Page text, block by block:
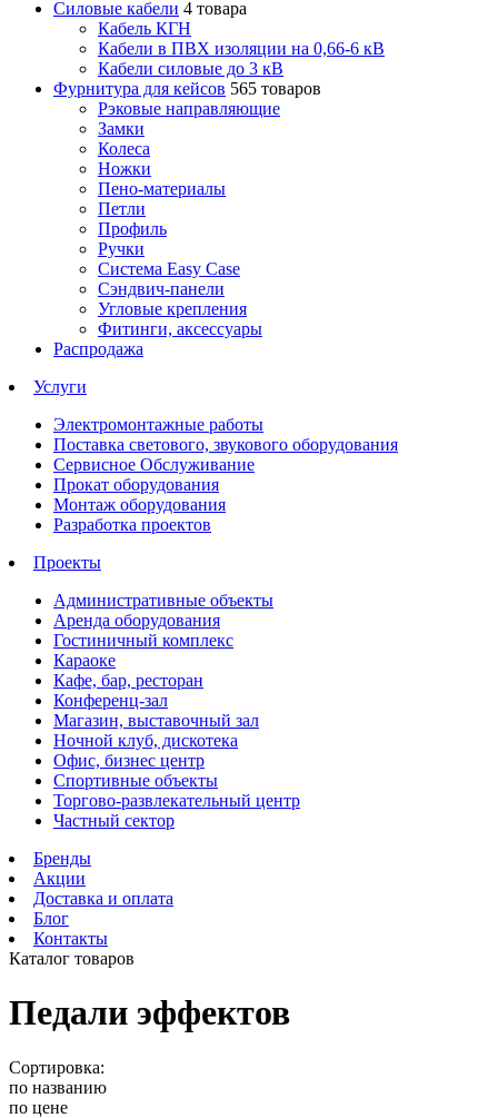
Силовые кабели 4 товара
Кабель КГН
Кабели в ПВХ изоляции на 0,66-6 кВ
Кабели силовые до 3 кВ
Фурнитура для кейсов 565 товаров
Рэковые направляющие
Замки
Колеса
Ножки
Пено-материалы
Петли
Профиль
Ручки
Система Easy Case
Сэндвич-панели
Угловые крепления
Фитинги, аксессуары
Распродажа
Услуги
Электромонтажные работы
Поставка светового, звукового оборудования
Сервисное Обслуживание
Прокат оборудования
Монтаж оборудования
Разработка проектов
Проекты
Административные объекты
Аренда оборудования
Гостиничный комплекс
Караоке
Кафе, бар, ресторан
Конференц-зал
Магазин, выставочный зал
Ночной клуб, дискотека
Офис, бизнес центр
Спортивные объекты
Торгово-развлекательный центр
Частный сектор
Бренды
Акции
Доставка и оплата
Блог
Контакты
Каталог товаров
Педали эффектов
Сортировка:
по названию
по цене